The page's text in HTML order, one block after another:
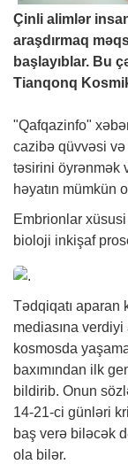
Çinli alimlər
araşdırmaq
başlayıblar. Bu
Tianqonq
"Qafqazinfo"
cazibə qüvvəsi və
təsirini öyrənmək
həyatın mümkün
Embrionlar xüsusi
bioloji inkişaf
Tədqiqatı aparan
mediasına
kosmosda
baxımından ilk
bildirib. Onun
14-21-ci günləri
baş verə biləcək
ola bilər.